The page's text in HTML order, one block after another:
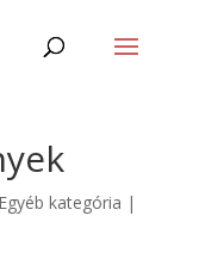
Egyéb kategória |